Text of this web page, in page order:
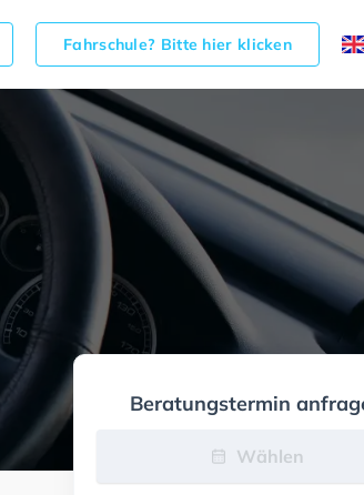
Fahrschule? Bitte hier klicken
Beratungstermin
Wählen